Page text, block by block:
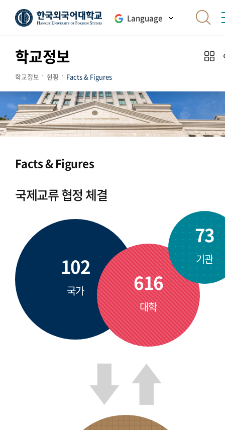
Language
학교정보
학교정보 현황 Facts & Figures
Facts & Figures
국제교류 협정 체결
102
국가 616
대학
73
기관